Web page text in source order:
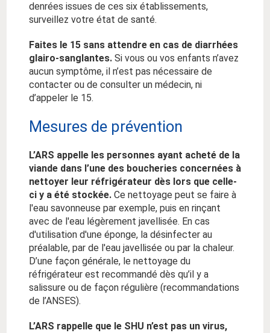
denrées issues de ces six établissements,
surveillez votre état de santé.
Faites le 15 sans attendre en cas de diarrhées
glairo-sanglantes. Si vous ou vos enfants n’avez
aucun symptôme, il n’est pas nécessaire de
contacter ou de consulter un médecin, ni
d’appeler le 15.
Mesures de prévention
L’ARS appelle les personnes ayant acheté de la
viande dans l’une des boucheries concernées à
nettoyer leur réfrigérateur dès lors que celle-
ci y a été stockée. Ce nettoyage peut se faire à
l'eau savonneuse par exemple, puis en rinçant
avec de l'eau légèrement javellisée. En cas
d'utilisation d'une éponge, la désinfecter au
préalable, par de l'eau javellisée ou par la chaleur.
D’une façon générale, le nettoyage du
réfrigérateur est recommandé dès qu’il y a
salissure ou de façon régulière (recommandations
de l’ANSES).
L’ARS rappelle que le SHU n’est pas un virus,